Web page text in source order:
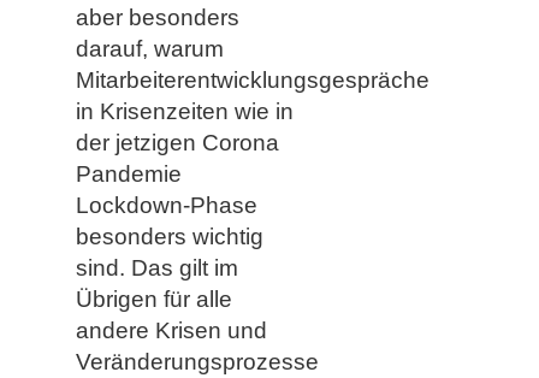
aber besonders
darauf, warum
Mitarbeiterentwicklungsgespräche
in Krisenzeiten wie in
der jetzigen Corona
Pandemie
Lockdown-Phase
besonders wichtig
sind. Das gilt im
Übrigen für alle
andere Krisen und
Veränderungsprozesse